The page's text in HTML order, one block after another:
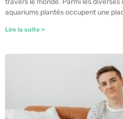
travers le monde. Parmi les diverses
aquariums plantés occupent une
Lire la suite »